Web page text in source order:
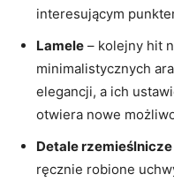
interesującym
Lamele – kolejny hit
minimalistycznych
elegancji, a ich
otwiera nowe
Detale rzemieślnicze
ręcznie robione